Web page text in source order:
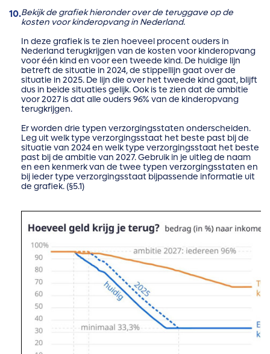
10.Bekijk de grafiek hieronder over de teruggave op de
kosten voor kinderopvang in Nederland.
In deze grafiek is te zien hoeveel procent ouders in
Nederland terugkrijgen van de kosten voor kinderopvang
voor één kind en voor een tweede kind. De huidige lijn
betreft de situatie in 2024, de stippellijn gaat over de
situatie in 2025. De lijn die over het tweede kind gaat, blijft
dus in beide situaties gelijk. Ook is te zien dat de ambitie
voor 2027 is dat alle ouders 96% van de kinderopvang
terugkrijgen.
Er worden drie typen verzorgingsstaten onderscheiden.
Leg uit welk type verzorgingsstaat het beste past bij de
situatie van 2024 en welk type verzorgingsstaat het beste
past bij de ambitie van 2027. Gebruik in je uitleg de naam
en een kenmerk van de twee typen verzorgingsstaten en
bij ieder type verzorgingsstaat bijpassende informatie uit
de grafiek. (§5.1)